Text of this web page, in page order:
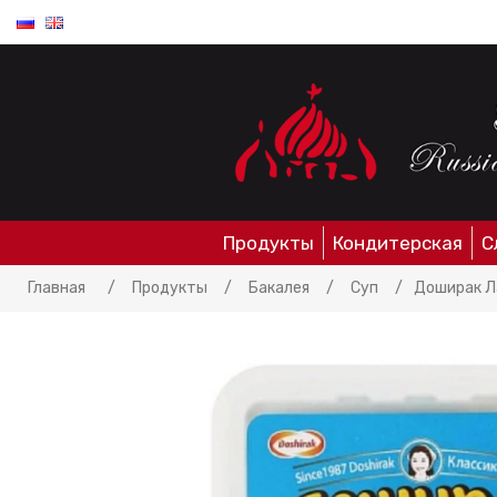
Продукты Кондитерская
Главная / Продукты / Бакалея / Суп / Доширак